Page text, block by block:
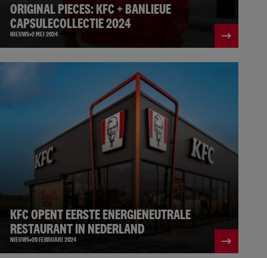
ORIGINAL PIECES: KFC + BANLIEUE
CAPSULECOLLECTIE 2024
NIEUWS 2 MEI 2024
KFC OPENT EERSTE ENERGIENEUTRALE
RESTAURANT IN NEDERLAND
NIEUWS 20 FEBRUARI 2024